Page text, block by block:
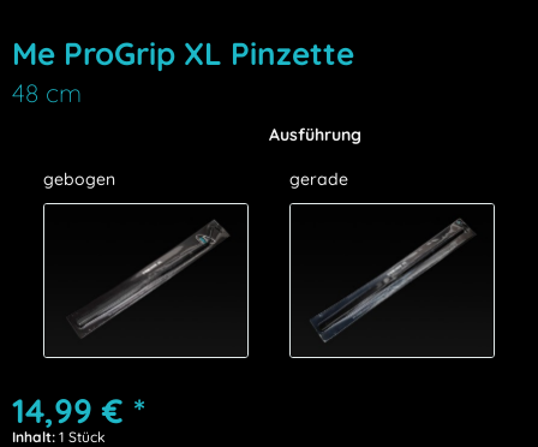
Me ProGrip XL Pinzette
48 cm
Ausführung
gebogen gerade
14,99 € *
Inhalt: 1 Stück